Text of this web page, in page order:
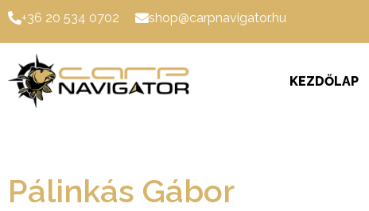
+36 20 534 0702 shop@carpnavigator.hu
KEZDŐLAP
Pálinkás Gábor